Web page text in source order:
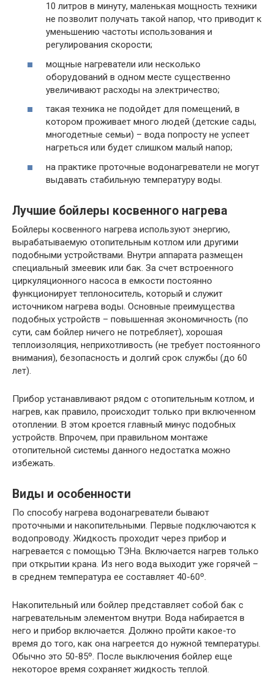
10 литров в минуту, маленькая мощность техники
не позволит получать такой напор, что приводит к
уменьшению частоты использования и
регулирования скорости;
мощные нагреватели или несколько
оборудований в одном месте существенно
увеличивают расходы на электричество;
такая техника не подойдет для помещений, в
котором проживает много людей (детские сады,
многодетные семьи) – вода попросту не успеет
нагреться или будет слишком малый напор;
на практике проточные водонагреватели не могут
выдавать стабильную температуру воды.
Лучшие бойлеры косвенного нагрева
Бойлеры косвенного нагрева используют энергию,
вырабатываемую отопительным котлом или другими
подобными устройствами. Внутри аппарата размещен
специальный змеевик или бак. За счет встроенного
циркуляционного насоса в емкости постоянно
функционирует теплоноситель, который и служит
источником нагрева воды. Основные преимущества
подобных устройств – повышенная экономичность (по
сути, сам бойлер ничего не потребляет), хорошая
теплоизоляция, неприхотливость (не требует постоянного
внимания), безопасность и долгий срок службы (до 60
лет).
Прибор устанавливают рядом с отопительным котлом, и
нагрев, как правило, происходит только при включенном
отоплении. В этом кроется главный минус подобных
устройств. Впрочем, при правильном монтаже
отопительной системы данного недостатка можно
избежать.
Виды и особенности
По способу нагрева водонагреватели бывают
проточными и накопительными. Первые подключаются к
водопроводу. Жидкость проходит через прибор и
нагревается с помощью ТЭНа. Включается нагрев только
при открытии крана. Из него вода выходит уже горячей –
в среднем температура ее составляет 40-60º.
Накопительный или бойлер представляет собой бак с
нагревательным элементом внутри. Вода набирается в
него и прибор включается. Должно пройти какое-то
время до того, как она нагреется до нужной температуры.
Обычно это 50-85º. После выключения бойлер еще
некоторое время сохраняет жидкость теплой.